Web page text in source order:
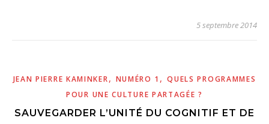
5 septembre 2014
JEAN PIERRE KAMINKER, NUMÉRO 1 ,QUELS PROGRAMMES
POUR UNE CULTURE PARTAGÉE ?
SAUVEGARDER L’UNITÉ DU COGNITIF ET DE